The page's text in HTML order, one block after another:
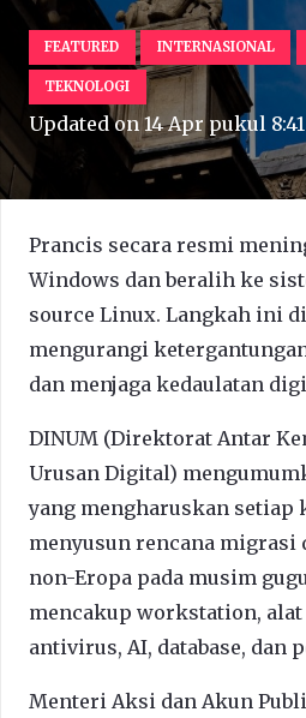
FEATURED INTERNASIONAL
TEKNOLOGI
Updated on14 Apr pukul
Prancis secara resmi
Windows dan beralih ke
source Linux. Langkah ini
mengurangi
dan menjaga kedaulatan
DINUM (Direktorat Antar
Urusan Digital)
yang mengharuskan setiap
menyusun rencana
non-Eropa pada musim
mencakup workstation,
antivirus, AI, database, dan
Menteri Aksi dan Akun